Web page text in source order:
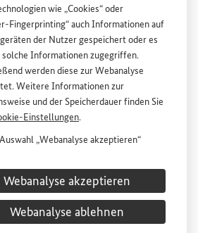
wie „Cookies“ oder
-Fingerprinting“ auch Informationen auf
der Nutzer gespeichert oder es
Informationen zugegriffen.
werden diese zur Webanalyse
Weitere Informationen zur
und der Speicherdauer finden Sie
-Einstellungen.
„Webanalyse akzeptieren“
„Matomo“ auf derWebsitedes
für wirtschaftliche
und Zusammenarbeit (BMZ) zu.
ist freiwillig, für die Nutzung
Webanalyse akzeptieren
Webanalyse ablehnen
Zusammenarbeit und